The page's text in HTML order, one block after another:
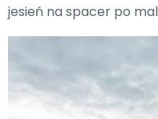
jesień na spacer po